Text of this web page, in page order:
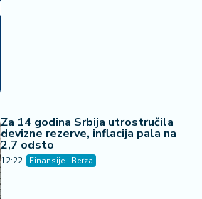
Za 14 godina Srbija utrostručila
devizne rezerve, inflacija pala na
2,7 odsto
12:22 Finansije i Berza